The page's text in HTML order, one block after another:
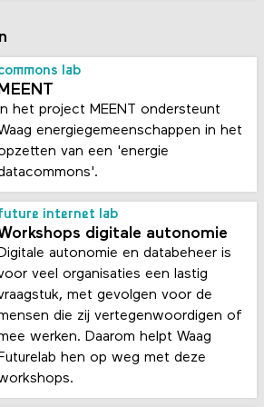
lab
In het project MEENT ondersteunt
energiegemeenschappen in het
van een 'energie
internet lab
digitale autonomie
autonomie en databeheer is
veel organisaties een lastig
met gevolgen voor de
die zij vertegenwoordigen of
werken. Daarom helpt Waag
hen op weg met deze